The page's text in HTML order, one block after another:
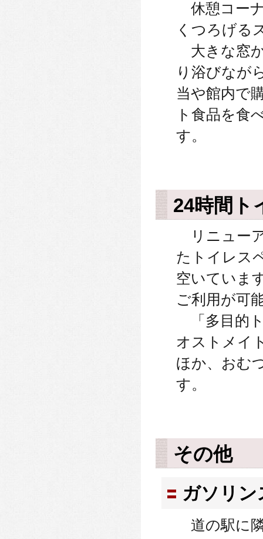
休憩コー
くつろげる
大きな窓
り浴びなが
当や館内で
ト食品を食
す。
24時間ト
リニュー
たトイレス
空いていま
ご利用が可
「多目的
オストメイ
ほか、おむ
す。
その他
ガソリ
道の駅に